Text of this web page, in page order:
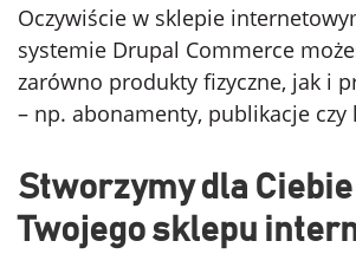
Oczywiście w sklepie
systemie Drupal Commerce
zarówno produkty fizyczne, jak i
– np. abonamenty, publikacje czy
Stworzymy dla
Twojego sklepu